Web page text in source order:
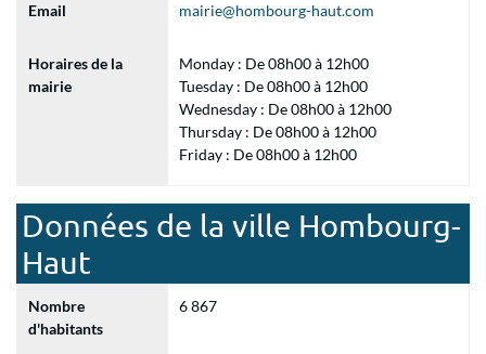
Email mairie@hombourg-haut.com
Horaires de la
mairie
Monday : De 08h00 à 12h00
Tuesday : De 08h00 à 12h00
Wednesday : De 08h00 à 12h00
Thursday : De 08h00 à 12h00
Friday : De 08h00 à 12h00
Données de la ville Hombourg-
Haut
Nombre
d'habitants
6 867